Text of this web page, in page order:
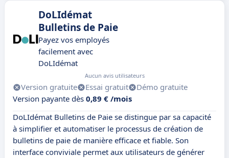
DoLIdémat
Bulletins de Paie
Payez vos employés
facilement avec
DoLIdémat
Aucun avis utilisateurs
Version gratuite Essai gratuit
Démo gratuite
Version payante dès 0,89 € /mois
DoLIdémat Bulletins de Paie se distingue par sa capacité
à simplifier et automatiser le processus de création de
bulletins de paie de manière efficace et fiable. Son
interface conviviale permet aux utilisateurs de générer